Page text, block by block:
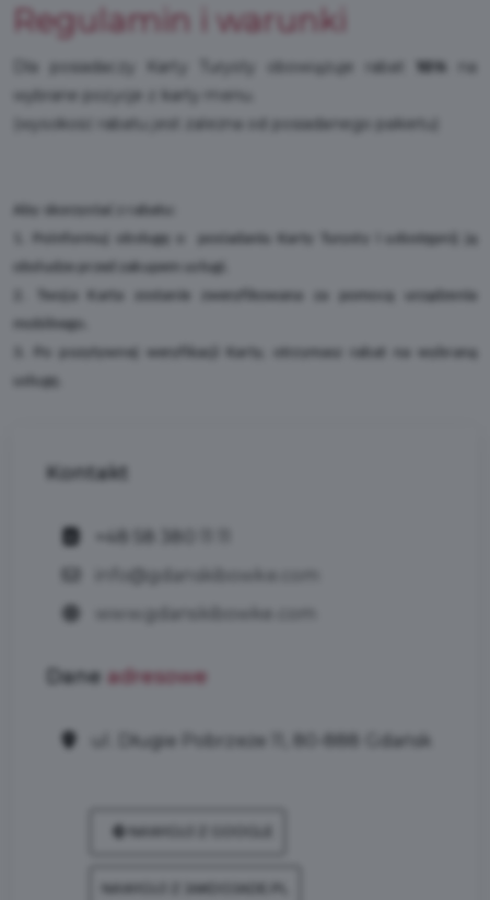
Regulamin i warunki
Dla posiadaczy Karty Turysty obowiązuje rabat 10%
na
wybrane pozycje z karty menu.
(wysokość rabatu jest zależna od posiadanego pakietu)
Kontakt
Dane adresowe
ul. Długie Pobrzeże 11, 80-888 Gdańsk